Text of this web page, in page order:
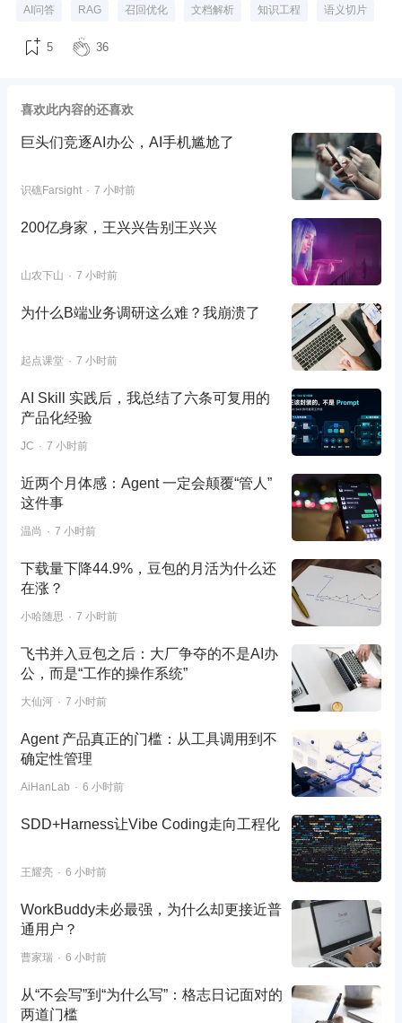
AI问答 RAG 召回优化 文档解析 知识工程 语义切片
5 36
喜欢此内容的还喜欢
巨头们竞逐AI办公，AI手机尴尬了
识礁Farsight 7 小时前
200亿身家，王兴兴告别王兴兴
山农下山 7 小时前
为什么B端业务调研这么难？我崩溃了
起点课堂 7 小时前
AI Skill 实践后，我总结了六条可复用的
产品化经验
JC 7 小时前
近两个月体感：Agent 一定会颠覆“管人”
这件事
温尚 7 小时前
下载量下降44.9%，豆包的月活为什么还
在涨？
小哈随思 7 小时前
飞书并入豆包之后：大厂争夺的不是AI办
公，而是“工作的操作系统”
大仙河 7 小时前
Agent 产品真正的门槛：从工具调用到不
确定性管理
AiHanLab 6 小时前
SDD+Harness让Vibe Coding走向工程化
王耀亮 6 小时前
WorkBuddy未必最强，为什么却更接近普
通用户？
曹家瑞 6 小时前
从“不会写”到“为什么写”：格志日记面对的
两道门槛